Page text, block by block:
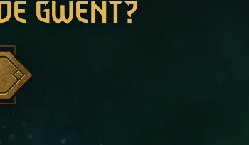
GWENT?